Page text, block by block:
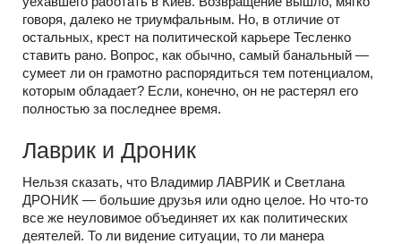
говоря, далеко не триумфальным. Но, в отличие от
остальных, крест на политической карьере Тесленко
ставить рано. Вопрос, как обычно, самый банальный —
сумеет ли он грамотно распорядиться тем потенциалом,
которым обладает? Если, конечно, он не растерял его
полностью за последнее время.
Лаврик и Дроник
Нельзя сказать, что Владимир ЛАВРИК и Светлана
ДРОНИК — большие друзья или одно целое. Но что-то
все же неуловимое объединяет их как политических
деятелей. То ли видение ситуации, то ли манера